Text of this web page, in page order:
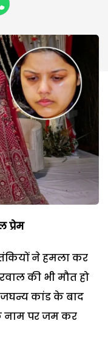
प्रेम
ने हमला कर
की भी मौत हो
जघन्य कांड के बाद
नाम पर जम कर